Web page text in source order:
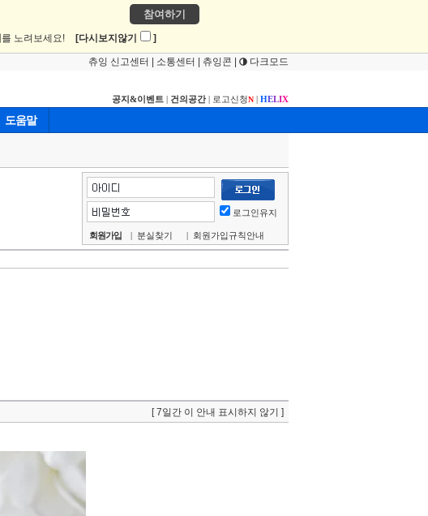
참여하기
를 노려보세요! [다시보지않기 ]
츄잉 신고센터 소통센터 츄잉콘 다크모드
공지&이벤트 | 건의공간| 로고신청N | HELIX
도움말
로그인유지
회원가입 | 분실찾기 | 회원가입규칙안내
[ 7일간 이 안내 표시하지 않기 ]